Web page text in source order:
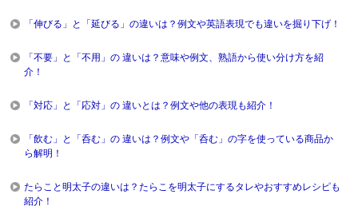
「伸びる」と「延びる」の違いは？例文や英語表現でも違いを掘り下げ！
「不要」と「不用」の 違いは？意味や例文、熟語から使い分け方を紹
介！
「対応」と「応対」の 違いとは？例文や他の表現も紹介！
「飲む」と「呑む」の 違いは？例文や「呑む」の字を使っている商品か
ら解明！
たらこと明太子の違いは？たらこを明太子にするタレやおすすめレシピも
紹介！